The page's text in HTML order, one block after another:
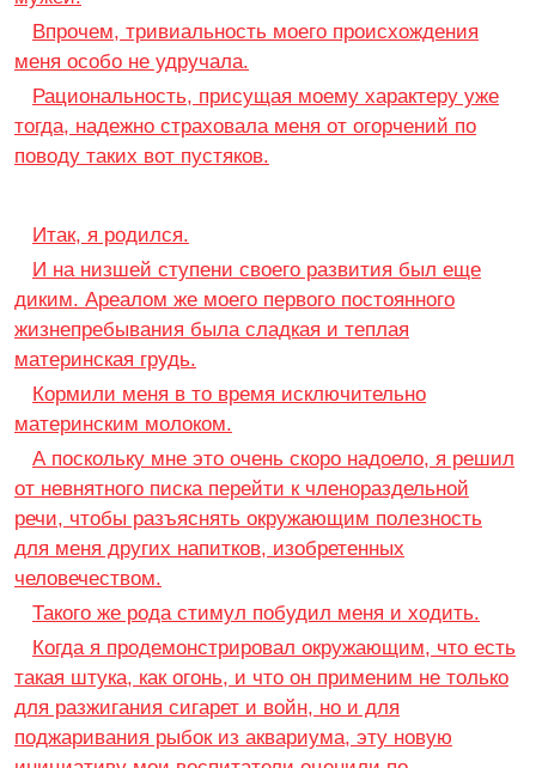
Впрочем, тривиальность моего происхождения
меня особо не удручала.
Рациональность, присущая моему характеру уже
тогда, надежно страховала меня от огорчений по
поводу таких вот пустяков.
Итак, я родился.
И на низшей ступени своего развития был еще
диким. Ареалом же моего первого постоянного
жизнепребывания была сладкая и теплая
материнская грудь.
Кормили меня в то время исключительно
материнским молоком.
А поскольку мне это очень скоро надоело, я решил
от невнятного писка перейти к членораздельной
речи, чтобы разъяснять окружающим полезность
для меня других напитков, изобретенных
человечеством.
Такого же рода стимул побудил меня и ходить.
Когда я продемонстрировал окружающим, что есть
такая штука, как огонь, и что он применим не только
для разжигания сигарет и войн, но и для
поджаривания рыбок из аквариума, эту новую